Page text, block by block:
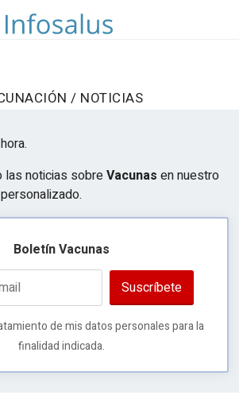
/ NOTICIAS
las noticias sobreVacunas en nuestro
Boletín Vacunas
Suscríbete
de mis datos personales para la
finalidad indicada.